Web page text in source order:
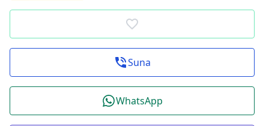
Suna
WhatsApp